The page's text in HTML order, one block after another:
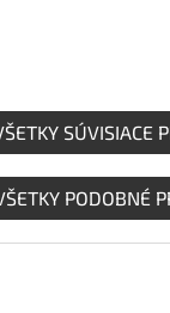
SÚVISIACE
PODOBNÉ